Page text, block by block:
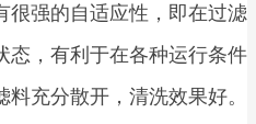
很强的自适应性，即在过滤
态，有利于在各种运行条件
充分散开，清洗效果好。